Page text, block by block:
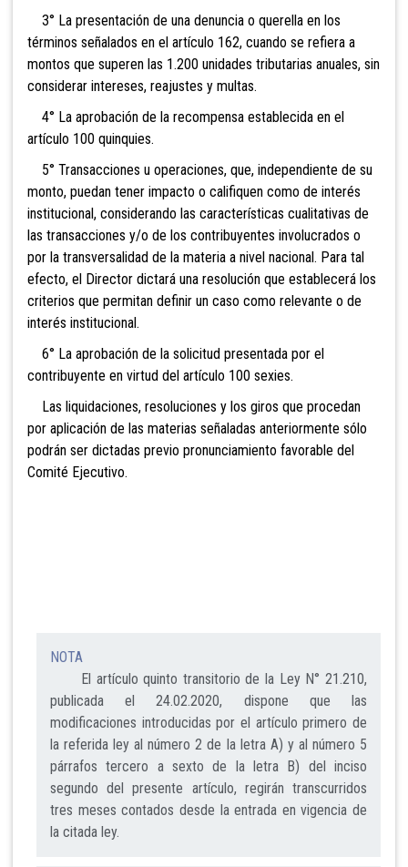
3° La presentación de una denuncia o querella en los
términos señalados en el artículo 162, cuando se refiera a
montos que superen las 1.200 unidades tributarias anuales, sin
considerar intereses, reajustes y multas.
4° La aprobación de la recompensa establecida en el
artículo 100 quinquies.
5° Transacciones u operaciones, que, independiente de su
monto, puedan tener impacto o califiquen como de interés
institucional, considerando las características cualitativas de
las transacciones y/o de los contribuyentes involucrados o
por la transversalidad de la materia a nivel nacional. Para tal
efecto, el Director dictará una resolución que establecerá los
criterios que permitan definir un caso como relevante o de
interés institucional.
6° La aprobación de la solicitud presentada por el
contribuyente en virtud del artículo 100 sexies.
Las liquidaciones, resoluciones y los giros que procedan
por aplicación de las materias señaladas anteriormente sólo
podrán ser dictadas previo pronunciamiento favorable del
Comité Ejecutivo.
NOTA
El artículo quinto transitorio de la Ley N° 21.210,
publicada el 24.02.2020, dispone que las
modificaciones introducidas por el artículo primero de
la referida ley al número 2 de la letra A) y al número 5
párrafos tercero a sexto de la letra B) del inciso
segundo del presente artículo, regirán transcurridos
tres meses contados desde la entrada en vigencia de
la citada ley.